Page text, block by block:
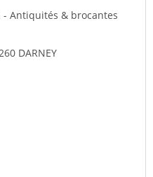
Antiquités & brocantes
DARNEY